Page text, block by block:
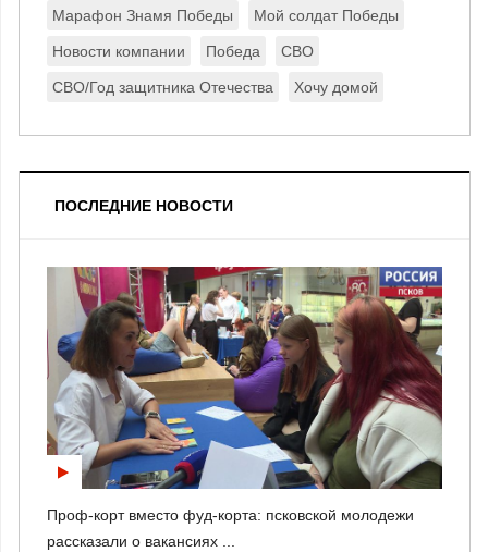
Марафон Знамя Победы Мой солдат Победы
Новости компании Победа СВО
СВО/Год защитника Отечества Хочу домой
ПОСЛЕДНИЕ НОВОСТИ
Проф-корт вместо фуд-корта: псковской молодежи
рассказали о вакансиях ...